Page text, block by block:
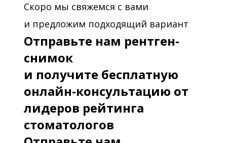
исправление
повторного эндодонтического
ситуациях
2015 - Восстановление контактных
поверхностей жевательных зубов:
контактный пункт, маргинальные
Скоро мы свяжемся с вами
и предложим подходящий вариант
Отправьте нам рентген-
снимок
и получите бесплатную
онлайн-консультацию от
лидеров рейтинга
стоматологов